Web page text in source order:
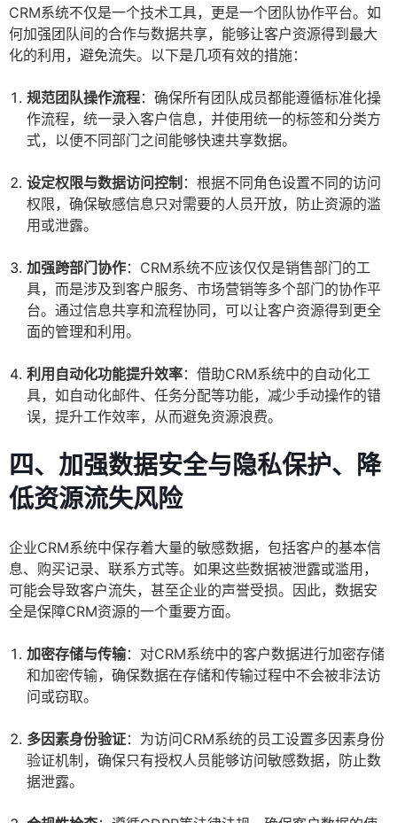
CRM系统不仅是一个技术工具，更是一个团队协作平台。如
何加强团队间的合作与数据共享，能够让客户资源得到最大
化的利用，避免流失。以下是几项有效的措施：
规范团队操作流程：确保所有团队成员都能遵循标准化操
作流程，统一录入客户信息，并使用统一的标签和分类方
式，以便不同部门之间能够快速共享数据。
设定权限与数据访问控制 ：根据不同角色设置不同的访问
权限，确保敏感信息只对需要的人员开放，防止资源的滥
用或泄露。
加强跨部门协作：CRM系统不应该仅仅是销售部门的工
具，而是涉及到客户服务、市场营销等多个部门的协作平
台。通过信息共享和流程协同，可以让客户资源得到更全
面的管理和利用。
利用自动化功能提升效率：借助CRM系统中的自动化工
具，如自动化邮件、任务分配等功能，减少手动操作的错
误，提升工作效率，从而避免资源浪费。
四、加强数据安全与隐私保护、降
低资源流失风险
企业CRM系统中保存着大量的敏感数据，包括客户的基本信
息、购买记录、联系方式等。如果这些数据被泄露或滥用，
可能会导致客户流失，甚至企业的声誉受损。因此，数据安
全是保障CRM资源的一个重要方面。
加密存储与传输：对CRM系统中的客户数据进行加密存储
和加密传输，确保数据在存储和传输过程中不会被非法访
问或窃取。
多因素身份验证：为访问CRM系统的员工设置多因素身份
验证机制，确保只有授权人员能够访问敏感数据，防止数
据泄露。